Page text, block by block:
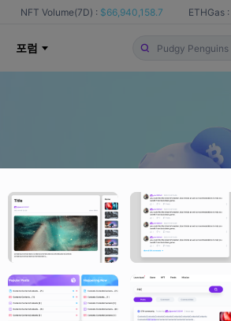
NFT Volume(7D) : $66,940,158.7 ETHGas :
포럼